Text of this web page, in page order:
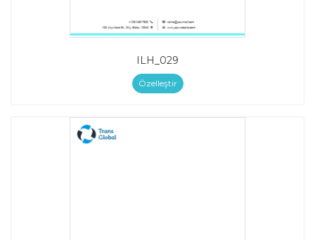
ILH_029
Özelleştir